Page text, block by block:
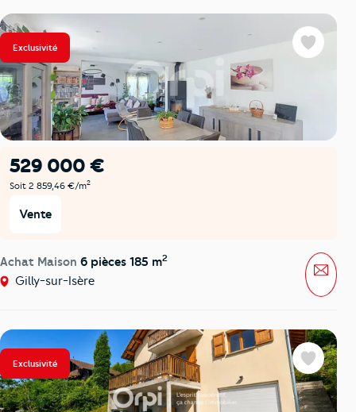
Exclusivité
529 000 €
Soit 2 859,46 €/m2
Vente
Achat Maison 6 pièces 185 m2
Gilly-sur-Isère
Favoris
Exclusivité Favoris